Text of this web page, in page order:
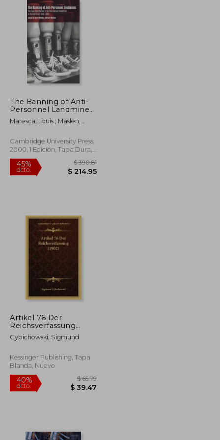
$ 48.76
$ 26.82
$ 397.61
$ 218.69
The Banning of Anti-
Personnel Landmines:
The Legal
Contribution of the
Committee of the red
Cross 1955 1999 (en
Maresca, Louis ; Maslen,
Cambridge University Press,
2000, 1 Edición, Tapa Dura,
Nuevo
45%
dcto.
Artikel 76 Der
Reichsverfassung
(1902) (en Alemán)
Cybichowski, Sigmund
Kessinger Publishing, Tapa
Blanda, Nuevo